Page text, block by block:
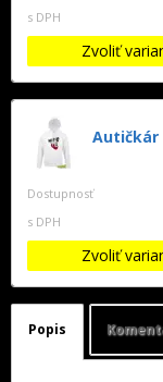
s DPH
Zvoliť
Autičkár
Dostupnosť
s DPH
Zvoliť
Popis